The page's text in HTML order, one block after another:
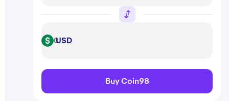
USD USD
Buy Coin98